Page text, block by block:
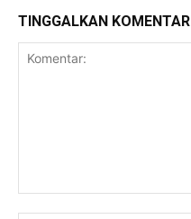
TINGGALKAN KOMENTAR